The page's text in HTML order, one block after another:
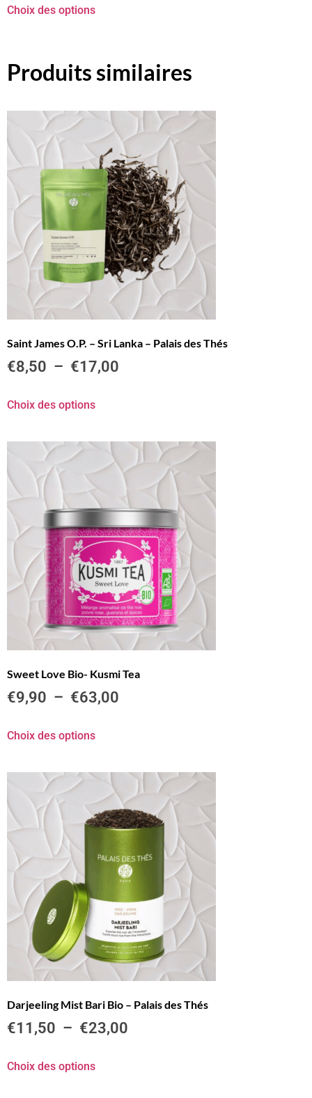
Choix des options
Produits similaires
Saint James O.P. – Sri Lanka – Palais des Thés
€8,50 – €17,00
Choix des options
Sweet Love Bio- Kusmi Tea
€9,90 – €63,00
Choix des options
Darjeeling Mist Bari Bio – Palais des Thés
€11,50 – €23,00
Choix des options